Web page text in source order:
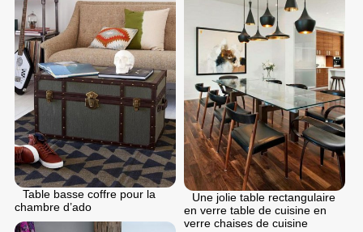
Table basse coffre pour la
chambre d’ado
Une jolie table rectangulaire
en verre table de cuisine en
verre chaises de cuisine